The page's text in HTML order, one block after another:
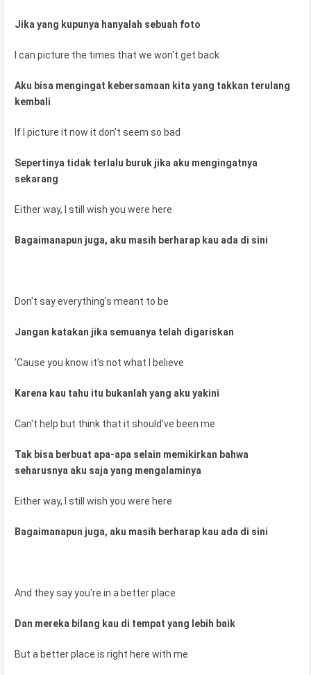
Jika yang kupunya hanyalah sebuah foto
I can picture the times that we won't get back
Aku bisa mengingat kebersamaan kita yang takkan terulang
kembali
If I picture it now it don't seem so bad
Sepertinya tidak terlalu buruk jika aku mengingatnya
sekarang
Either way, I still wish you were here
Bagaimanapun juga, aku masih berharap kau ada di sini
Don't say everything's meant to be
Jangan katakan jika semuanya telah digariskan
'Cause you know it's not what I believe
Karena kau tahu itu bukanlah yang aku yakini
Can't help but think that it should've been me
Tak bisa berbuat apa-apa selain memikirkan bahwa
seharusnya aku saja yang mengalaminya
Either way, I still wish you were here
Bagaimanapun juga, aku masih berharap kau ada di sini
And they say you're in a better place
Dan mereka bilang kau di tempat yang lebih baik
But a better place is right here with me